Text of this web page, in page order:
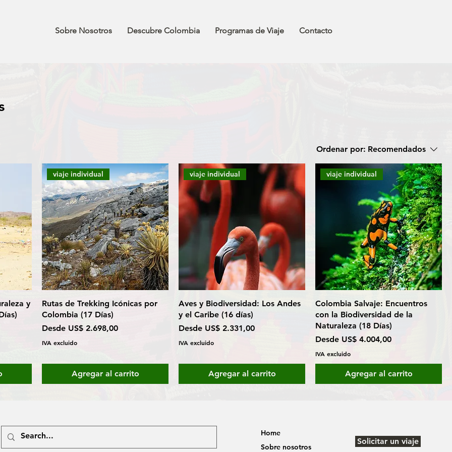
Sobre Nosotros Descubre Colombia Programas de Viaje Contacto
Ordenar por: Recomendados
y
viaje individual
Rutas de Trekking Icónicas por
Colombia (17 Días)
Desde US$ 2.698,00
Precio de oferta
IVA excluido
Agregar al carrito
viaje individual
Aves y Biodiversidad: Los Andes
y el Caribe (16 días)
Desde US$ 2.331,00
Precio de oferta
IVA excluido
Agregar al carrito
viaje individual
Colombia Salvaje: Encuentros
con la Biodiversidad de la
Naturaleza (18 Días)
Desde US$ 4.004,00
Precio de oferta
IVA excluido
Agregar al carrito
Home
Sobre nosotros
Solicitar un viaje